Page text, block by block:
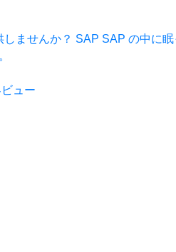
ませんか？ SAP SAP の中に
ュー